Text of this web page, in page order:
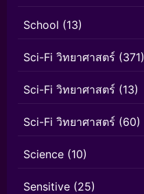
School (13)
Sci-Fi วิทยาศาสตร์ (371)
Sci-Fi วิทยาศาสตร์ (13)
Sci-Fi วิทยาศาสตร์ (60)
Science (10)
Sensitive (25)